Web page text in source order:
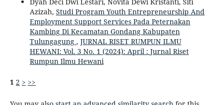
Azizah, Studi Program Youth Entrepreneurship And
Employment Support Services Pada Peternakan
Kambing Di Kecamatan Gondang Kabupaten
Tulungagung , JURNAL RISET RUMPUN ILMU
HEWANI: Vol. 3 No. 1 (2024): April : Jurnal Riset
Rumpun Ilmu Hewani
1 2 > >>